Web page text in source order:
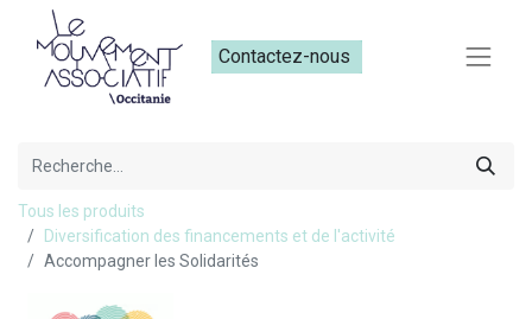
Contactez-nous​​
Tous les produits
Diversification des financements et de l'activité
Accompagner les Solidarités